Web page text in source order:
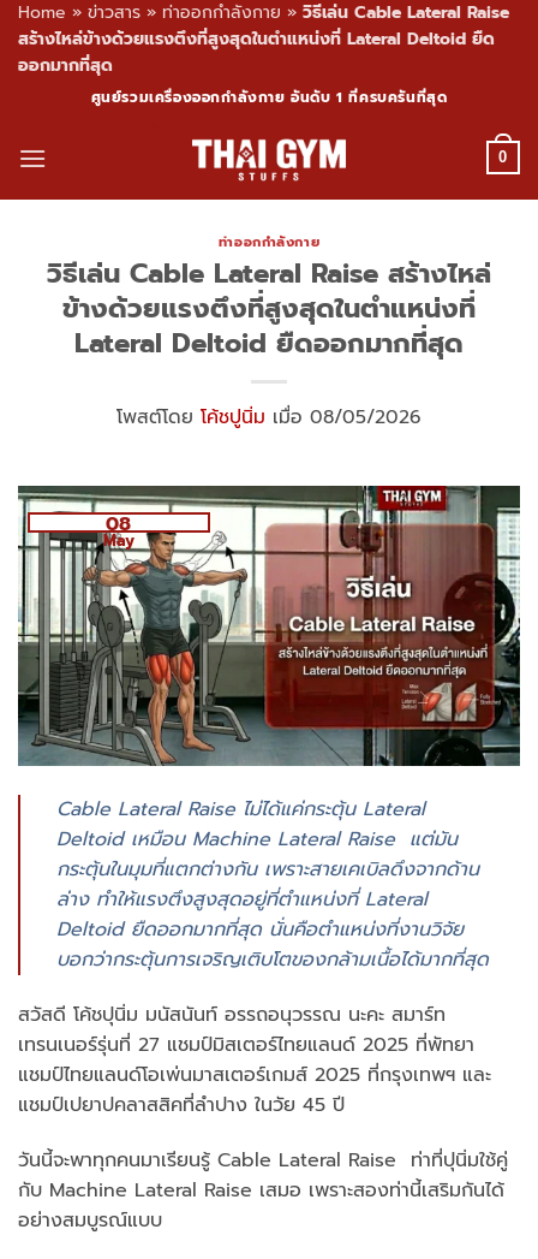
Home » ข่าวสาร » ท่าออกกำลังกาย » วิธีเล่น Cable Lateral Raise
สร้างไหล่ข้างด้วยแรงตึงที่สูงสุดในตำแหน่งที่ Lateral Deltoid ยืด
ออกมากที่สุด
content
ศูนย์รวมเครื่องออกกำลังกาย อันดับ 1 ที่ครบครันที่สุด
0
ท่าออกกำลังกาย
วิธีเล่น Cable Lateral Raise สร้างไหล่
ข้างด้วยแรงตึงที่สูงสุดในตำแหน่งที่
Lateral Deltoid ยืดออกมากที่สุด
โพสต์โดย โค้ชปูนิ่ม เมื่อ 08/05/2026
08
May
Cable Lateral Raise ไม่ได้แค่กระตุ้น Lateral
Deltoid เหมือน Machine Lateral Raise แต่มัน
กระตุ้นในมุมที่แตกต่างกัน เพราะสายเคเบิลดึงจากด้าน
ล่าง ทำให้แรงตึงสูงสุดอยู่ที่ตำแหน่งที่ Lateral
Deltoid ยืดออกมากที่สุด นั่นคือตำแหน่งที่งานวิจัย
บอกว่ากระตุ้นการเจริญเติบโตของกล้ามเนื้อได้มากที่สุด
สวัสดี โค้ชปุนิ่ม มนัสนันท์ อรรถอนุวรรณ นะคะ สมาร์ท
เทรนเนอร์รุ่นที่ 27 แชมป์มิสเตอร์ไทยแลนด์ 2025 ที่พัทยา
แชมป์ไทยแลนด์โอเพ่นมาสเตอร์เกมส์ 2025 ที่กรุงเทพฯ และ
แชมป์เปยาปคลาสสิคที่ลำปาง ในวัย 45 ปี
วันนี้จะพาทุกคนมาเรียนรู้ Cable Lateral Raise ท่าที่ปุนิ่มใช้คู่
กับ Machine Lateral Raise เสมอ เพราะสองท่านี้เสริมกันได้
อย่างสมบูรณ์แบบ